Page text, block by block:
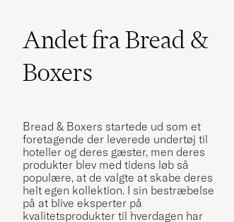
Andet fra Bread &
Boxers
Bread & Boxers startede ud som et
foretagende der leverede undertøj til
hoteller og deres gæster, men deres
produkter blev med tidens løb så
populære, at de valgte at skabe deres
helt egen kollektion. I sin bestræbelse
på at blive eksperter på
kvalitetsprodukter til hverdagen har